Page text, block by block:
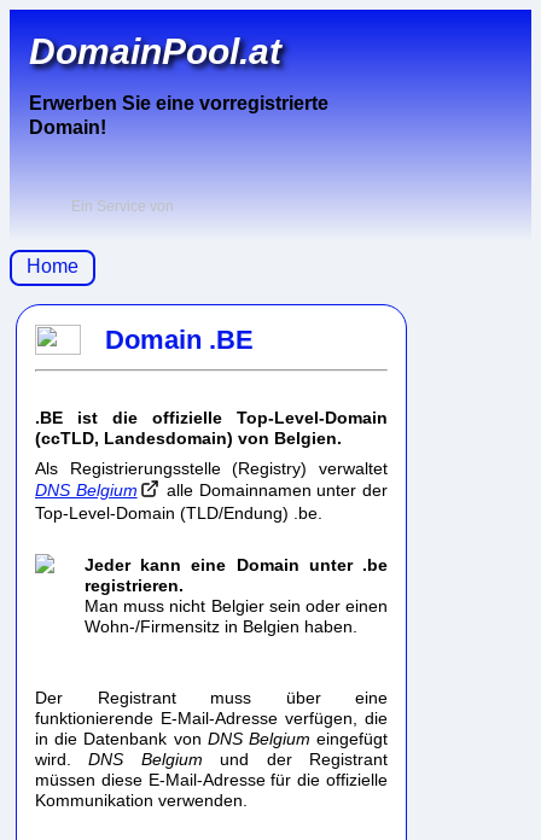
DomainPool.at
Erwerben Sie eine vorregistrierte
Domain!
Ein Service von
Home
Domain .BE
.BE ist die offizielle Top-Level-Domain
(ccTLD, Landesdomain) von Belgien.
Als Registrierungsstelle (Registry) verwaltet
DNS Belgium
alle Domainnamen unter der
Top-Level-Domain (TLD/Endung) .be.
Jeder kann eine Domain unter .be
registrieren.
Man muss nicht Belgier sein oder einen
Wohn-/Firmensitz in Belgien haben.
Der Registrant muss über eine
funktionierende E-Mail-Adresse verfügen, die
in die Datenbank von DNS Belgium eingefügt
wird.DNS Belgium und der Registrant
müssen diese E-Mail-Adresse für die offizielle
Kommunikation verwenden.